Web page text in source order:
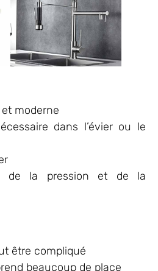
moderne
dans l’évier ou le
de la pression et de la
être compliqué
beaucoup de place